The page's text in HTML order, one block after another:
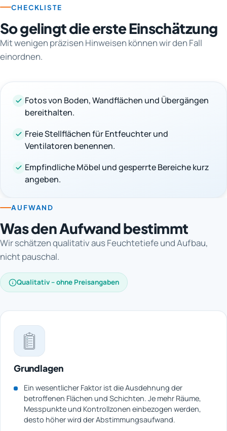
CHECKLISTE
So gelingt die erste Einschätzung
Mit wenigen präzisen Hinweisen können wir den Fall
einordnen.
Fotos von Boden, Wandflächen und Übergängen
bereithalten.
Freie Stellflächen für Entfeuchter und
Ventilatoren benennen.
Empfindliche Möbel und gesperrte Bereiche kurz
angeben.
AUFWAND
Was den Aufwand bestimmt
Wir schätzen qualitativ aus Feuchtetiefe und Aufbau,
nicht pauschal.
Qualitativ – ohne Preisangaben
Grundlagen
Ein wesentlicher Faktor ist die Ausdehnung der
betroffenen Flächen und Schichten. Je mehr Räume,
Messpunkte und Kontrollzonen einbezogen werden,
desto höher wird der Abstimmungsaufwand.